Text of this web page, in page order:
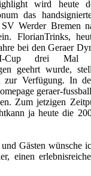
wird heute
das
Werder Bremen
FlorianTrinks,
bei den Geraer
Cup drei
geehrt wurde,
Verfügung. In
geraer-
Zum jetzigen
ja heute die
Gästen wünsche
einen